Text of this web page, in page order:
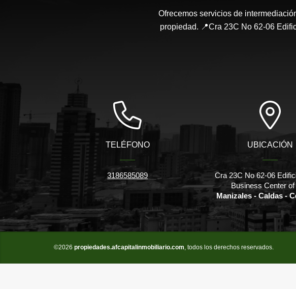
Ofrecemos servicios de
propiedad. 📍Cra 23C No 62-06
TELÉFONO
3186585089
UBICACIÓN
Cra 23C No 62-06
Business Center of
Manizales - Caldas -
©2026 propiedades.afcapitalinmobiliario.com, todos los derechos reservados.